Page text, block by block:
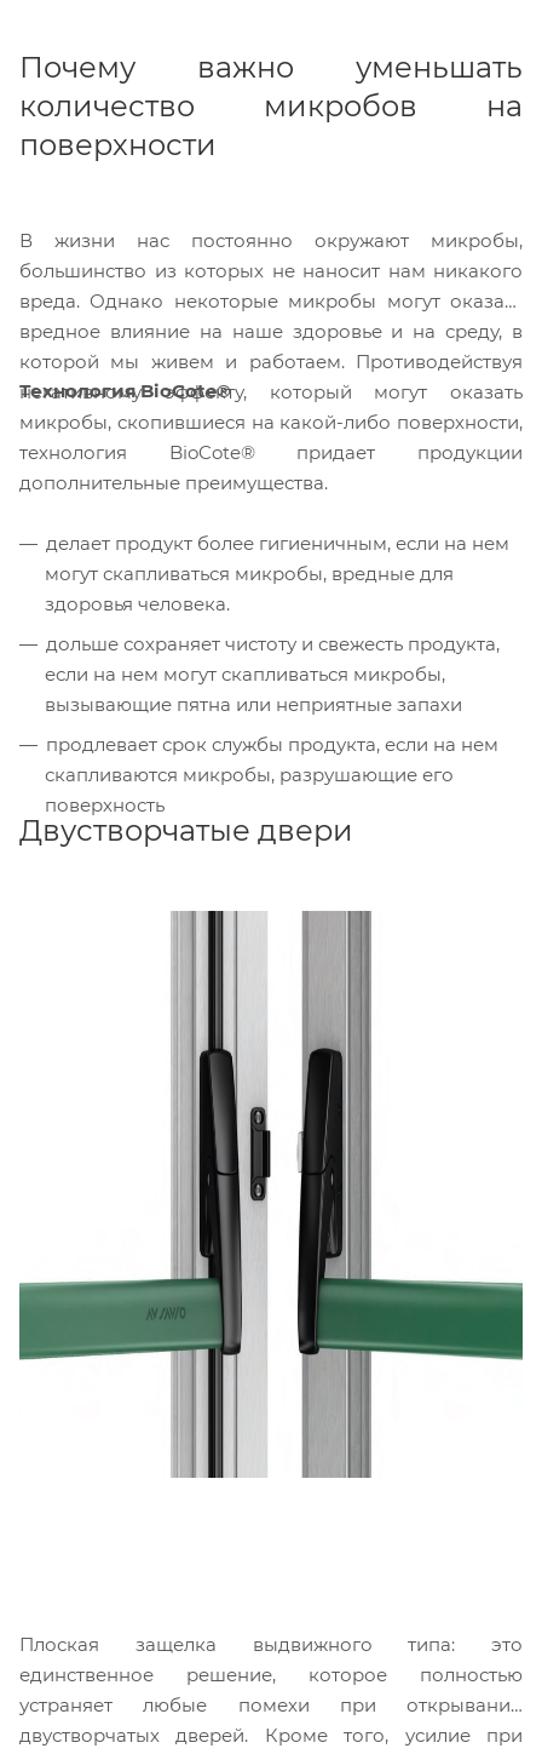
Почему важно уменьшать
количество микробов на
поверхности
В жизни нас постоянно окружают микробы,
большинство из которых не наносит нам никакого
вреда. Однако некоторые микробы могут оказать
вредное влияние на наше здоровье и на среду, в
которой мы живем и работаем. Противодействуя
негативному эффекту, который могут оказать
микробы, скопившиеся на какой-либо поверхности,
технология BioCote® придает продукции
дополнительные преимущества.
Технология BioCote®
делает продукт более гигиеничным, если на нем
могут скапливаться микробы, вредные для
здоровья человека.
дольше сохраняет чистоту и свежесть продукта,
если на нем могут скапливаться микробы,
вызывающие пятна или неприятные запахи
продлевает срок службы продукта, если на нем
скапливаются микробы, разрушающие его
поверхность
Двустворчатые двери
Плоская защелка выдвижного типа: это
единственное решение, которое полностью
устраняет любые помехи при открывании
двустворчатых дверей. Кроме того, усилие при